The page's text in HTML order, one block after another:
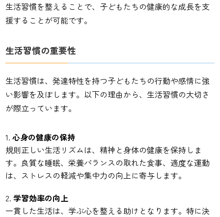
生活習慣を整えることで、子どもたちの健康的な成長を支
援することが可能です。
生活習慣の重要性
生活習慣は、発達特性を持つ子どもたちの行動や感情に強
い影響を及ぼします。以下の理由から、生活習慣の大切さ
が際立っています。
心身の健康の保持
規則正しい生活リズムは、精神と身体の健康を保持しま
す。良質な睡眠、栄養バランスの取れた食事、適度な運動
は、ストレスの軽減や集中力の向上に寄与します。
学習効率の向上
一貫した生活は、学ぶ心を整える助けとなります。特に決